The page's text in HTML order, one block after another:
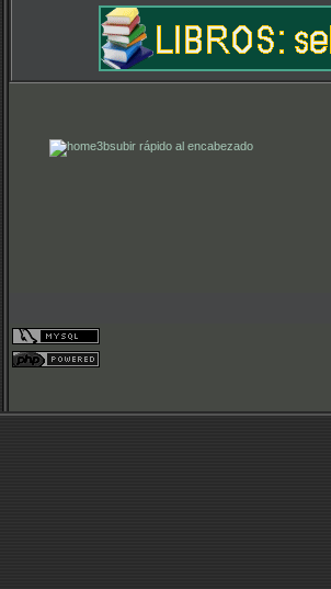
subir rápido al encabezado